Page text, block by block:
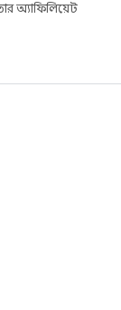
অ্যাফিলিয়েট